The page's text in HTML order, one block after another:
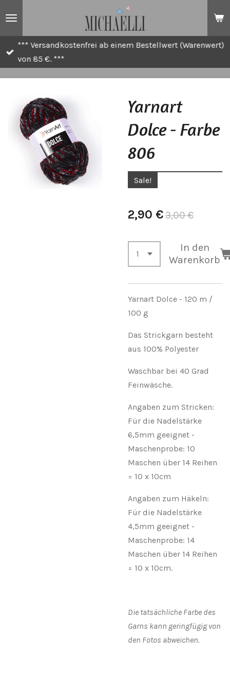
*** Versandkostenfrei ab einem Bestellwert (Warenwert)
von 85 €. ***
Yarnart
Dolce - Farbe
806
Sale!
2,90 €3,00 €
In den
Warenkorb
Yarnart Dolce - 120 m /
100 g
Das Strickgarn besteht
aus 100% Polyester
Waschbar bei 40 Grad
Feinwäsche.
Angaben zum Stricken:
Für die Nadelstärke
6,5mm geeignet -
Maschenprobe: 10
Maschen über 14 Reihen
= 10 x 10cm
Angaben zum Häkeln:
Für die Nadelstärke
4,5mm geeignet -
Maschenprobe: 14
Maschen über 14 Reihen
= 10 x 10cm.
Die tatsächliche Farbe des
Garns kann geringfügig von
den Fotos abweichen.